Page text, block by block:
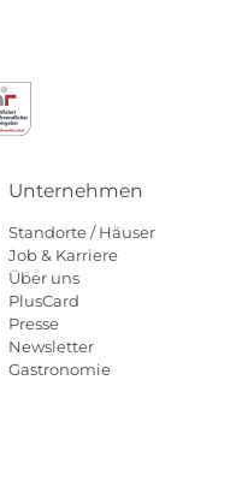
Unternehmen
Standorte / Häuser
Job & Karriere
Über uns
PlusCard
Presse
Newsletter
Gastronomie